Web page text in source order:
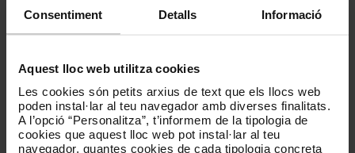
Consentiment Detalls Informació
Aquest lloc web utilitza cookies
Les cookies són petits arxius de text que els llocs web
poden instal·lar al teu navegador amb diverses finalitats.
A l’opció “Personalitza”, t’informem de la tipologia de
cookies que aquest lloc web pot instal·lar al teu
navegador, quantes cookies de cada tipologia concreta
Circuit Festival